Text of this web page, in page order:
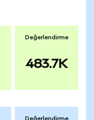
Değerlendirme
483.7K
Değerlendirme